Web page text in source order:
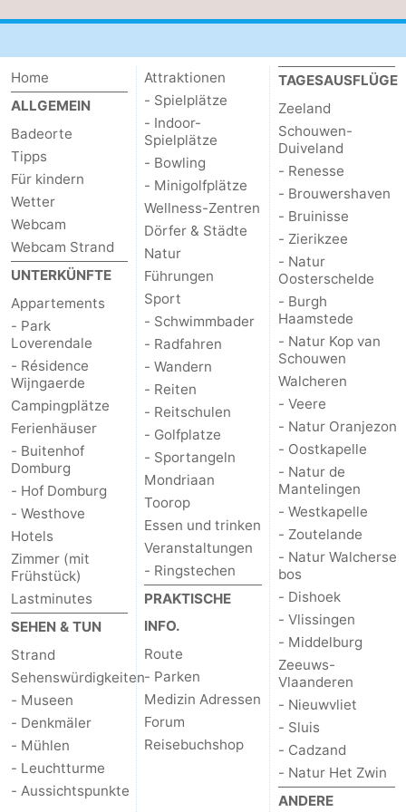
Spielplätze
Bowling
-
Zentren
Dörfer
&
Städte
Natur
Führungen
Sport
-
Schwimmbader
-
Radfahren
-
Wandern
-
Reiten
-
Reitschulen
-
Golfplatze
-
Sportangeln
Mondriaan
Toorop
Essen
und
trinken
Veranstaltungen
Ringstechen
Praktisch
Forum
Home
ALLGEMEIN
Badeorte
Tipps
Für kindern
Wetter
Webcam
Webcam Strand
UNTERKÜNFTE
Appartements
- Park
Loverendale
- Résidence
Wijngaerde
Campingplätze
Ferienhäuser
- Buitenhof
Domburg
- Hof Domburg
- Westhove
Hotels
Zimmer (mit
Frühstück)
Lastminutes
SEHEN & TUN
Strand
Sehenswürdigkeiten
- Museen
- Denkmäler
- Mühlen
- Leuchtturme
- Aussichtspunkte
Attraktionen
- Spielplätze
- Indoor-
Spielplätze
- Bowling
- Minigolfplätze
Wellness-Zentren
Dörfer & Städte
Natur
Führungen
Sport
- Schwimmbader
- Radfahren
- Wandern
- Reiten
- Reitschulen
- Golfplatze
- Sportangeln
Mondriaan
Toorop
Essen und trinken
Veranstaltungen
- Ringstechen
PRAKTISCHE
INFO.
Route
- Parken
Medizin Adressen
Forum
Reisebuchshop
TAGESAUSFLÜGE
Zeeland
Schouwen-
Duiveland
- Renesse
- Brouwershaven
- Bruinisse
- Zierikzee
- Natur
Oosterschelde
- Burgh
Haamstede
- Natur Kop van
Schouwen
Walcheren
- Veere
- Natur Oranjezon
- Oostkapelle
- Natur de
Mantelingen
- Westkapelle
- Zoutelande
- Natur Walcherse
bos
- Dishoek
- Vlissingen
- Middelburg
Zeeuws-
Vlaanderen
- Nieuwvliet
- Sluis
- Cadzand
- Natur Het Zwin
ANDERE